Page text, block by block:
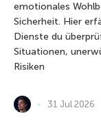
emotionales
Sicherheit. Hier
Dienste du
Situationen,
Risiken
31 Jul 2026